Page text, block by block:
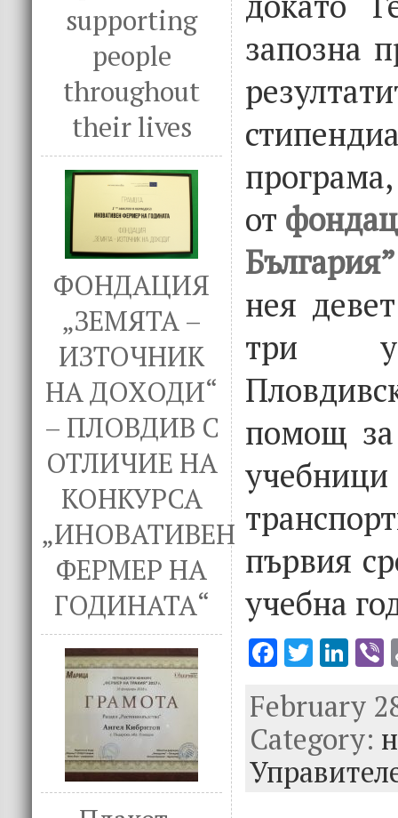
supporting
people
throughout
their lives
ФОНДАЦИЯ
„ЗЕМЯТА –
ИЗТОЧНИК
НА ДОХОДИ“
– ПЛОВДИВ С
ОТЛИЧИЕ НА
КОНКУРСА
„ИНОВАТИВЕН
ФЕРМЕР НА
ГОДИНАТА“
запозна
от
България”
нея
три
помощ за
учебници
първия
учебна
F
e
b
o
o
T
it
te
r
Li
k
e
dI
n
February
Category: